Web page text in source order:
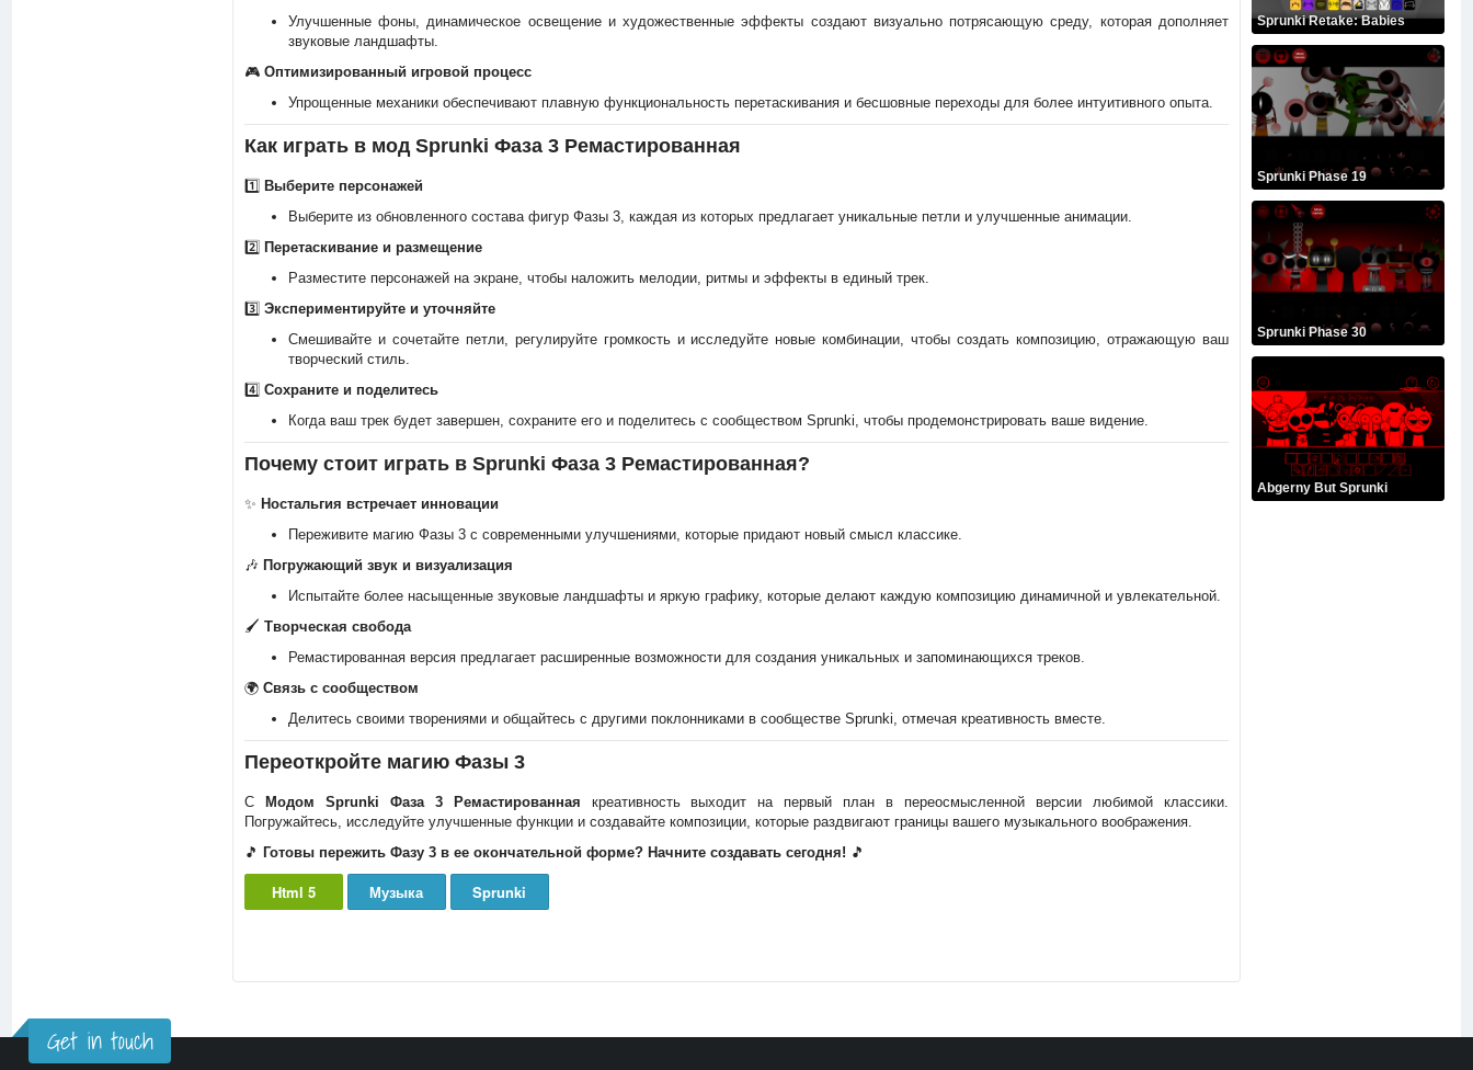
Улучшенные фоны, динамическое освещение и художественные эффекты создают визуально потрясающую среду, которая дополняет
звуковые ландшафты.
🎮 Оптимизированный игровой процесс
Упрощенные механики обеспечивают плавную функциональность перетаскивания и бесшовные переходы для более интуитивного опыта.
Как играть в мод Sprunki Фаза 3 Ремастированная
1️⃣ Выберите персонажей
Выберите из обновленного состава фигур Фазы 3, каждая из которых предлагает уникальные петли и улучшенные анимации.
2️⃣ Перетаскивание и размещение
Разместите персонажей на экране, чтобы наложить мелодии, ритмы и эффекты в единый трек.
3️⃣ Экспериментируйте и уточняйте
Смешивайте и сочетайте петли, регулируйте громкость и исследуйте новые комбинации, чтобы создать композицию, отражающую ваш
творческий стиль.
4️⃣ Сохраните и поделитесь
Когда ваш трек будет завершен, сохраните его и поделитесь с сообществом Sprunki, чтобы продемонстрировать ваше видение.
Почему стоит играть в Sprunki Фаза 3 Ремастированная?
✨ Ностальгия встречает инновации
Переживите магию Фазы 3 с современными улучшениями, которые придают новый смысл классике.
🎶 Погружающий звук и визуализация
Испытайте более насыщенные звуковые ландшафты и яркую графику, которые делают каждую композицию динамичной и увлекательной.
🖌️ Творческая свобода
Ремастированная версия предлагает расширенные возможности для создания уникальных и запоминающихся треков.
🌍 Связь с сообществом
Делитесь своими творениями и общайтесь с другими поклонниками в сообществе Sprunki, отмечая креативность вместе.
Переоткройте магию Фазы 3
С Модом Sprunki Фаза 3 Ремастированная креативность выходит на первый план в переосмысленной версии любимой классики.
Погружайтесь, исследуйте улучшенные функции и создавайте композиции, которые раздвигают границы вашего музыкального воображения.
🎵 Готовы пережить Фазу 3 в ее окончательной форме? Начните создавать сегодня! 🎵
Html 5 Музыка Sprunki
Sprunki Retake: Babies
Sprunki Phase 19
Sprunki Phase 30
Abgerny But Sprunki
Get in touch